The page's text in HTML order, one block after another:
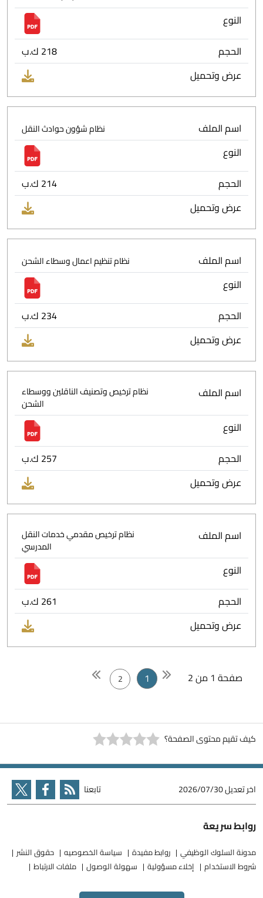
النوع
الحجم
218 ك.ب
عرض وتحميل
اسم الملف نظام شؤون حوادث النقل
النوع
الحجم
214 ك.ب
عرض وتحميل
اسم الملف نظام تنظيم اعمال وسطاء الشحن
النوع
الحجم
234 ك.ب
عرض وتحميل
اسم الملف
نظام ترخيص وتصنيف الناقلين ووسطاء
الشحن
النوع
الحجم
257 ك.ب
عرض وتحميل
اسم الملف
نظام ترخيص مقدمي خدمات النقل
المدرسي
النوع
الحجم
261 ك.ب
عرض وتحميل
صفحة 1 من 2 1
2
كيف تقيم محتوى الصفحة؟
اخر تعديل2026/07/30 تابعنا
روابط سريعة
مدونة السلوك الوظيفي روابط مفيدة سياسة الخصوصيه
حقوق النشر
شروط الاستخدام
إخلاء مسؤولية سهولة الوصول ملفات الارتباط